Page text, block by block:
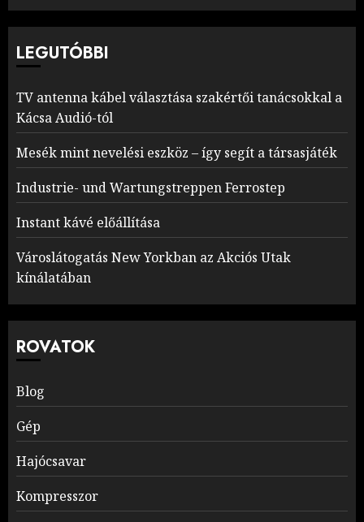
LEGUTÓBBI
TV antenna kábel választása szakértői tanácsokkal a
Kácsa Audió-tól
Mesék mint nevelési eszköz – így segít a társasjáték
Industrie- und Wartungstreppen Ferrostep
Instant kávé előállítása
Városlátogatás New Yorkban az Akciós Utak
kínálatában
ROVATOK
Blog
Gép
Hajócsavar
Kompresszor